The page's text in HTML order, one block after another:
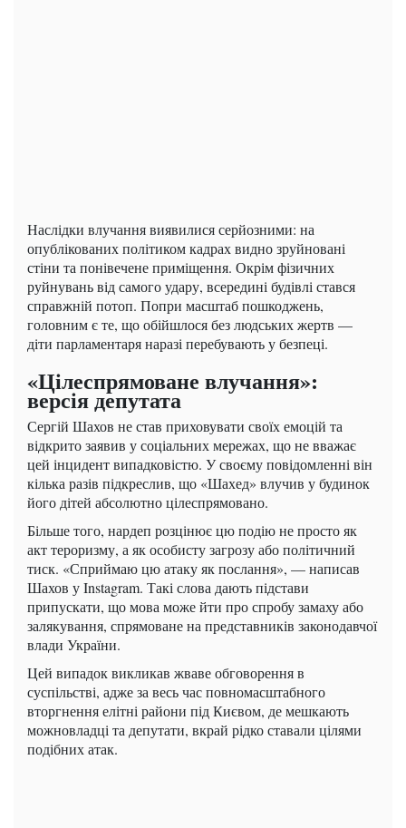
Наслідки влучання виявилися серйозними: на
опублікованих політиком кадрах видно зруйновані
стіни та понівечене приміщення. Окрім фізичних
руйнувань від самого удару, всередині будівлі стався
справжній потоп. Попри масштаб пошкоджень,
головним є те, що обійшлося без людських жертв —
діти парламентаря наразі перебувають у безпеці.
«Цілеспрямоване влучання»:
версія депутата
Сергій Шахов не став приховувати своїх емоцій та
відкрито заявив у соціальних мережах, що не вважає
цей інцидент випадковістю. У своєму повідомленні він
кілька разів підкреслив, що «Шахед» влучив у будинок
його дітей абсолютно цілеспрямовано.
Більше того, нардеп розцінює цю подію не просто як
акт тероризму, а як особисту загрозу або політичний
тиск. «Сприймаю цю атаку як послання», — написав
Шахов у Instagram. Такі слова дають підстави
припускати, що мова може йти про спробу замаху або
залякування, спрямоване на представників законодавчої
влади України.
Цей випадок викликав жваве обговорення в
суспільстві, адже за весь час повномасштабного
вторгнення елітні райони під Києвом, де мешкають
можновладці та депутати, вкрай рідко ставали цілями
подібних атак.